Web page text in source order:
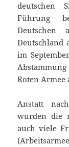
deutschen
Führung
Deutschland
im
Roten Armee
Anstatt
wurden die
auch viele